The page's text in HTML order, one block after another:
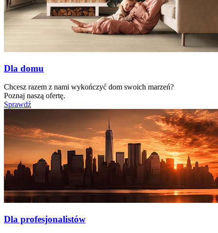
Dla domu
Chcesz razem z nami wykończyć dom swoich marzeń?
Poznaj naszą ofertę.
Sprawdź
Dla profesjonalistów